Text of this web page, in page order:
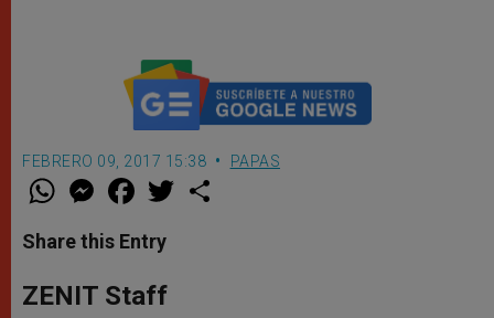
FEBRERO 09, 2017 15:38 PAPAS
W
t
s
p
p
M
e
s
e
g
e
F
a
e
b
o
k
w
Share this Entry
ZENIT Staff